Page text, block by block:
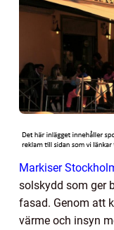
Markiser
solskydd som ger
fasad. Genom att
värme och insyn